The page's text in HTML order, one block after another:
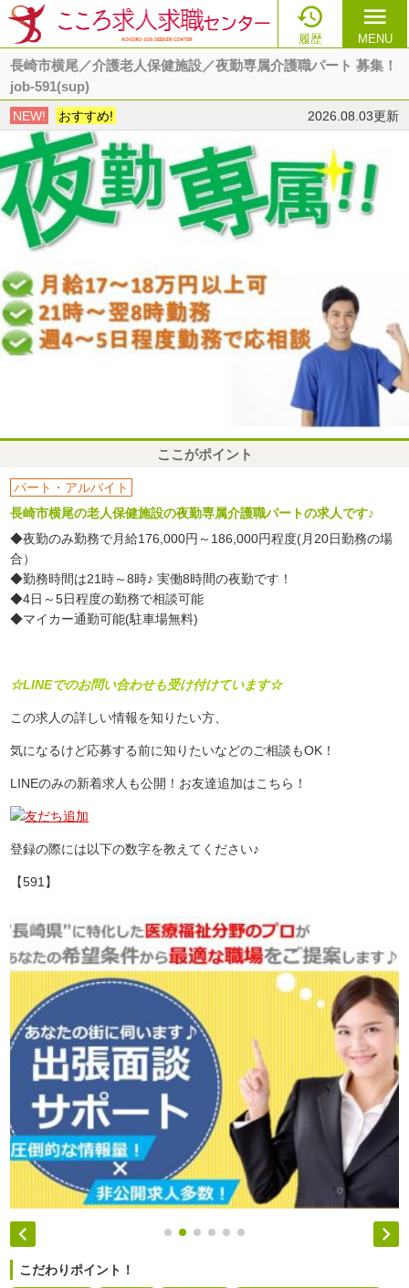

履歴
menu
MENU
長崎市横尾／介護老人保健施設／夜勤専属介護職パート 募集！
job-591(sup)
NEW! おすすめ! 2026.08.03更新
ここがポイント
パート・アルバイト
長崎市横尾の老人保健施設の夜勤専属介護職パートの求人です♪
◆夜勤のみ勤務で月給176,000円～186,000円程度(月20日勤務の場
合）
◆勤務時間は21時～8時♪ 実働8時間の夜勤です！
◆4日～5日程度の勤務で相談可能
◆マイカー通勤可能(駐車場無料)
☆LINEでのお問い合わせも受け付けています☆
この求人の詳しい情報を知りたい方、
気になるけど応募する前に知りたいなどのご相談もOK！
LINEのみの新着求人も公開！お友達追加はこちら！
登録の際には以下の数字を教えてください♪
【591】
 
こだわりポイント！